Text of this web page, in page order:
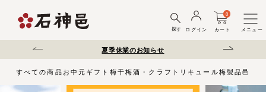
探す ログイン カート
0
メニュー
延について 夏季休業のお知らせ 弊社を装った偽
すべての商品 お中元 ギフト 梅干梅酒・クラフトリキュール梅製品邑じ